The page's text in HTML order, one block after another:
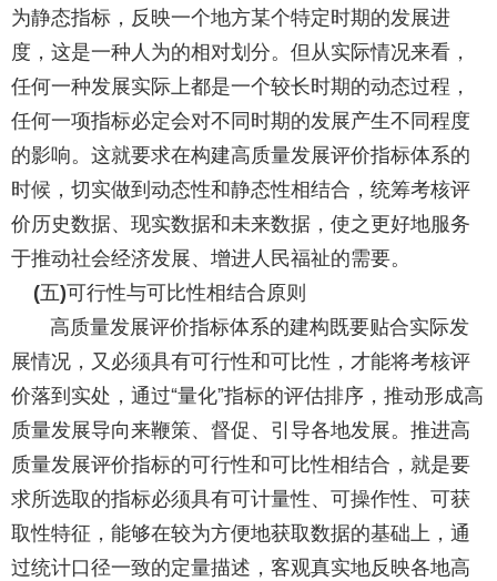
为静态指标，反映一个地方某个特定时期的发展进
度，这是一种人为的相对划分。但从实际情况来看，
任何一种发展实际上都是一个较长时期的动态过程，
任何一项指标必定会对不同时期的发展产生不同程度
的影响。这就要求在构建高质量发展评价指标体系的
时候，切实做到动态性和静态性相结合，统筹考核评
价历史数据、现实数据和未来数据，使之更好地服务
于推动社会经济发展、增进人民福祉的需要。
(五)可行性与可比性相结合原则
高质量发展评价指标体系的建构既要贴合实际发
展情况，又必须具有可行性和可比性，才能将考核评
价落到实处，通过“量化”指标的评估排序，推动形成高
质量发展导向来鞭策、督促、引导各地发展。推进高
质量发展评价指标的可行性和可比性相结合，就是要
求所选取的指标必须具有可计量性、可操作性、可获
取性特征，能够在较为方便地获取数据的基础上，通
过统计口径一致的定量描述，客观真实地反映各地高